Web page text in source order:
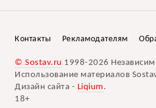
Контакты Рекламодателям
© Sostav.ru 1998-2026
Использование материалов
Дизайн сайта - Liqium .
18+